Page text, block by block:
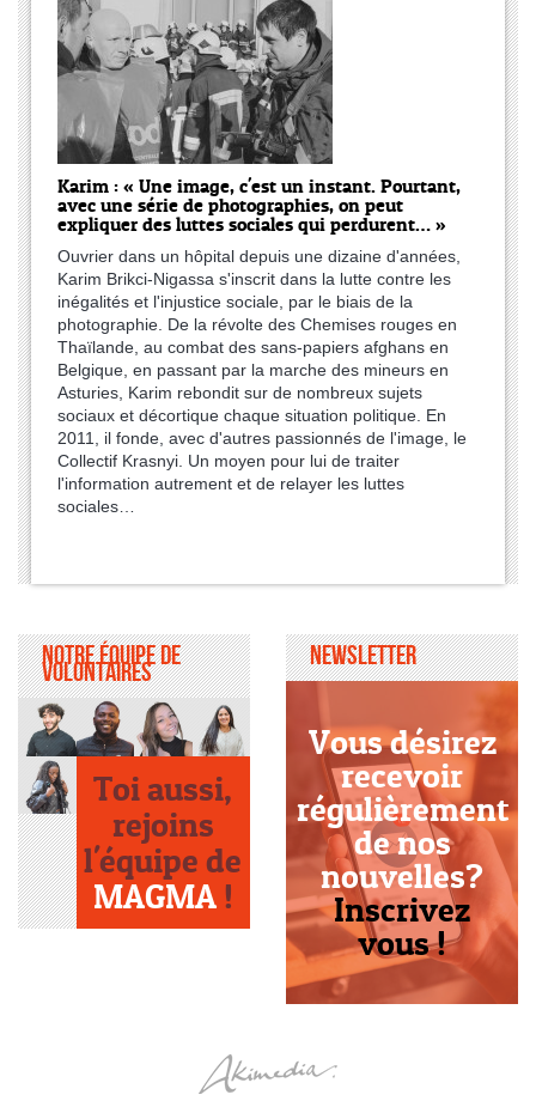
Karim : « Une image, c'est un instant. Pourtant,
avec une série de photographies, on peut
expliquer des luttes sociales qui perdurent… »
Ouvrier dans un hôpital depuis une dizaine d'années,
Karim Brikci-Nigassa s'inscrit dans la lutte contre les
inégalités et l'injustice sociale, par le biais de la
photographie. De la révolte des Chemises rouges en
Thaïlande, au combat des sans-papiers afghans en
Belgique, en passant par la marche des mineurs en
Asturies, Karim rebondit sur de nombreux sujets
sociaux et décortique chaque situation politique. En
2011, il fonde, avec d'autres passionnés de l'image, le
Collectif Krasnyi. Un moyen pour lui de traiter
l'information autrement et de relayer les luttes
sociales…
Notre équipe de
volontaires
Toi aussi,
rejoins
l'équipe de
MAGMA !
Newsletter
Vous désirez
recevoir
régulièrement
de nos
nouvelles?
Inscrivez
vous !